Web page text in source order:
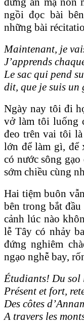
ngồi đọc bài
những bài
Maintenant, je
J’apprends
Le sac qui pend
dit, que je suis un
Ngày nay tôi đi
vở làm tôi luống
đeo trên vai tôi
lớn để làm gì, để
có nước sông
sớm chiều cùng
Hai tiệm buôn
bên trong bắt
cảnh lúc nào
lễ Tây có nhảy
đứng nghiêm
ngạo nghễ bay,
Étudiants! Du sol
Présent et fort,
Des côtes
A travers les